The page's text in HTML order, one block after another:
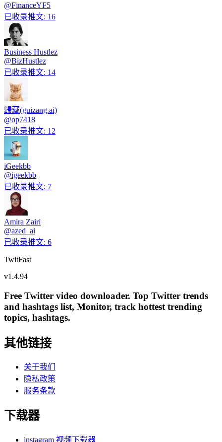
@FinanceYF5
已收录推文: 16
Business Hustlez
@BizHustlez
已收录推文: 14
歸藏(guizang.ai)
@op7418
已收录推文: 12
iGeekbb
@igeekbb
已收录推文: 7
Amira Zairi
@azed_ai
已收录推文: 6
TwitFast
v1.4.94
Free Twitter video downloader. Top Twitter trends
and hashtags list, Monitor, track hottest trending
topics, hashtags.
其他链接
关于我们
隐私政策
服务条款
下载器
instagram 视频下载器